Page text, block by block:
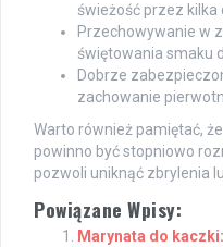
świeżość przez kilka
Przechowywanie w
świętowania smaku
Dobrze
zachowanie
Warto również pamiętać,
powinno być stopniowo
pozwoli uniknąć zbrylenia
Powiązane Wpisy:
Marynata do